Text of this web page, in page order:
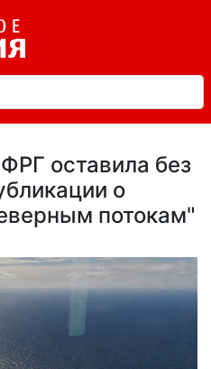
оставила без
о
потокам"